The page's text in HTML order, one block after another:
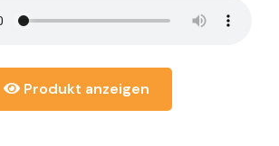
Produkt anzeigen